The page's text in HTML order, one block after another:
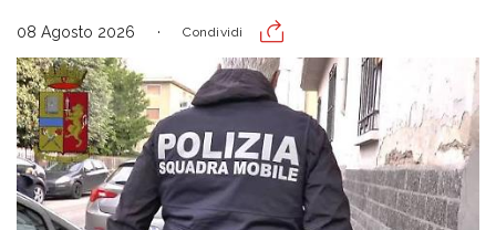
08 Agosto 2026 Condividi